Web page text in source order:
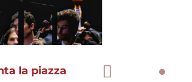
la piazza